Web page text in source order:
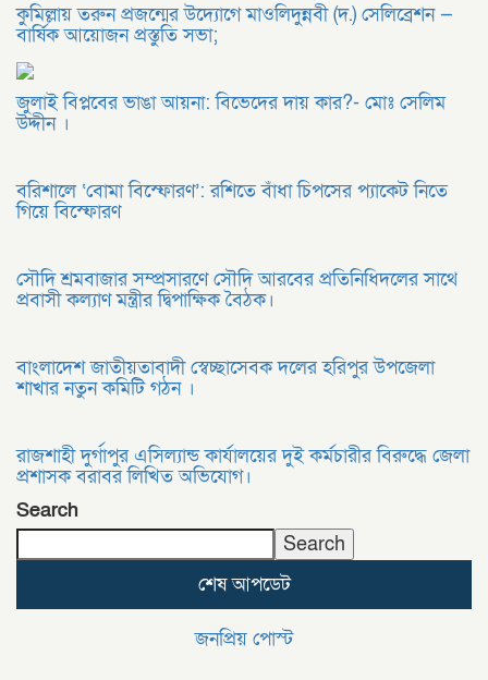
কুমিল্লায় তরুন প্রজন্মের উদ্যোগে মাওলিদুন্নবী (দ.) সেলিব্রেশন —
বার্ষিক আয়োজন প্রস্তুতি সভা;
জুলাই বিপ্লবের ভাঙা আয়না: বিভেদের দায় কার?- মোঃ সেলিম
উদ্দীন ।
বরিশালে ‘বোমা বিস্ফোরণ’: রশিতে বাঁধা চিপসের প্যাকেট নিতে
গিয়ে বিস্ফোরণ
সৌদি শ্রমবাজার সম্প্রসারণে সৌদি আরবের প্রতিনিধিদলের সাথে
প্রবাসী কল্যাণ মন্ত্রীর দ্বিপাক্ষিক বৈঠক।
বাংলাদেশ জাতীয়তাবাদী স্বেচ্ছাসেবক দলের হরিপুর উপজেলা
শাখার নতুন কমিটি গঠন ।
রাজশাহী দুর্গাপুর এসিল্যান্ড কার্যালয়ের দুই কর্মচারীর বিরুদ্ধে জেলা
প্রশাসক বরাবর লিখিত অভিযোগ।
Search
Search
শেষ আপডেট
জনপ্রিয় পোস্ট